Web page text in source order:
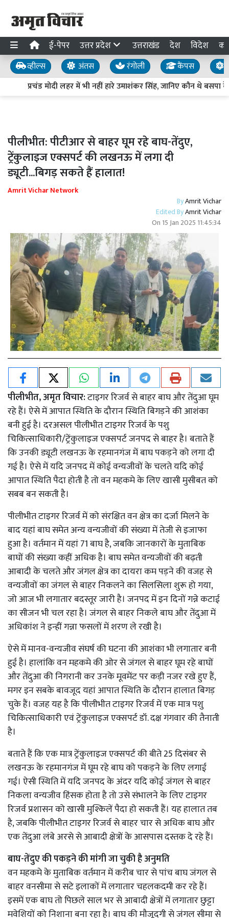
ई-पेपर उत्तर प्रदेश उत्तराखंड देश विदेश
व्हील्स अंतस रंगोली कैंपस
प्रचंड मोदी लहर में भी नहीं हारे उमाशंकर सिंह, जानिए कौन थे बसपा
पीलीभीत: पीटीआर से बाहर घूम रहे बाघ-तेंदुए,
ट्रेंकुलाइज एक्सपर्ट की लखनऊ में लगा दी
ड्यूटी...बिगड़ सकते हैं हालात!
Amrit Vichar Network
ByAmrit Vichar
Edited ByAmrit Vichar
On 15 Jan 2025 11:45:34
पीलीभीत, अमृत विचार:टाइगर रिजर्व से बाहर बाघ और तेंदुआ घूम
रहे हैं। ऐसे में आपात स्थिति के दौरान स्थिति बिगड़ने की आशंका
बनी हुई है। दरअसल पीलीभीत टाइगर रिजर्व के पशु
चिकित्साधिकारी/ट्रेंकुलाइज एक्सपर्ट जनपद से बाहर है। बताते हैं
कि उनकी ड्यूटी लखनऊ के रहमानगंज में बाघ पकड़ने को लगा दी
गई है। ऐसे में यदि जनपद में कोई वन्यजीवों के चलते यदि कोई
आपात स्थिति पैदा होती है तो वन महकमे के लिए खासी मुसीबत को
सबब बन सकती है।
पीलीभीत टाइगर रिजर्व में को संरक्षित वन क्षेत्र का दर्जा मिलने के
बाद यहां बाघ समेत अन्य वन्यजीवों की संख्या में तेजी से इजाफा
हुआ है। वर्तमान में यहां 71 बाघ है, जबकि जानकारों के मुताबिक
बाघों की संख्या कहीं अधिक है। बाघ समेत वन्यजीवों की बढ़ती
आबादी के चलते और जंगल क्षेत्र का दायरा कम पड़ने की वजह से
वन्यजीवों का जंगल से बाहर निकलने का सिलसिला शुरू हो गया,
जो आज भी लगातार बदस्तूर जारी है। जनपद में इन दिनों गन्ने कटाई
का सीजन भी चल रहा है। जंगल से बाहर निकले बाघ और तेंदुआ में
अधिकांश ने इन्हीं गन्ना फसलों में शरण ले रखी है।
ऐसे में मानव-वन्यजीव संघर्ष की घटना की आशंका भी लगातार बनी
हुई है। हालांकि वन महकमे की ओर से जंगल से बाहर घूम रहे बाघों
और तेंदुआ की निगरानी कर उनके मूवमेंट पर कड़ी नजर रखे हुए हैं,
मगर इन सबके बावजूद यहां आपात स्थिति के दौरान हालात बिगड़
चुके हैं। वजह यह है कि पीलीभीत टाइगर रिजर्व में एक मात्र पशु
चिकित्साधिकारी एवं ट्रेंकुलाइज एक्सपर्ट डॉ. दक्ष गंगवार की तैनाती
है।
बताते हैं कि एक मात्र ट्रेंकुलाइज एक्सपर्ट की बीते 25 दिसंबर से
लखनऊ के रहमानगंज में घूम रहे बाघ को पकड़ने के लिए लगाई
गई। ऐसी स्थिति में यदि जनपद के अंदर यदि कोई जंगल से बाहर
निकला वन्यजीव हिंसक होता है तो उसे संभालने के लिए टाइगर
रिजर्व प्रशासन को खासी मुश्किलें पैदा हो सकती हैं। यह हालात तब
है, जबकि पीलीभीत टाइगर रिजर्व से बाहर चार से अधिक बाघ और
एक तेंदुआ लंबे अरसे से आबादी क्षेत्रों के आसपास दस्तक दे रहे हैं।
बाघ-तेंदुए की पकड़ने की मांगी जा चुकी है अनुमति
वन महकमे के मुताबिक वर्तमान में करीब चार से पांच बाघ जंगल से
बाहर वनसीमा से सटे इलाकों में लगातार चहलकदमी कर रहे हैं।
इसमें एक बाघ तो पिछले साल भर से आबादी क्षेत्रों में लगातार छुट्टा
मवेशियों को निशाना बना रहा है। बाघ की मौजूदगी से जंगल सीमा से